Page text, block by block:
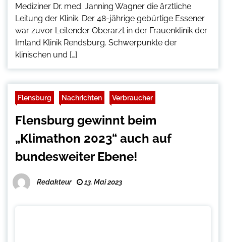
Mediziner Dr. med. Janning Wagner die ärztliche
Leitung der Klinik. Der 48-jährige gebürtige Essener
war zuvor Leitender Oberarzt in der Frauenklinik der
Imland Klinik Rendsburg. Schwerpunkte der
klinischen und […]
Flensburg Nachrichten Verbraucher
Flensburg gewinnt beim
„Klimathon 2023“ auch auf
bundesweiter Ebene!
Redakteur 13. Mai 2023